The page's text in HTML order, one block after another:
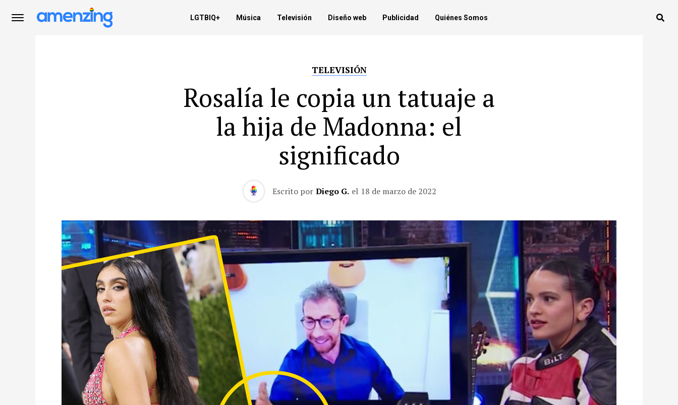
LGTBIQ+ Música Televisión Diseño web Publicidad Quiénes Somos
TELEVISIÓN
Rosalía le copia un tatuaje a
la hija de Madonna: el
significado
Escrito por Diego G. el 18 de marzo de 2022